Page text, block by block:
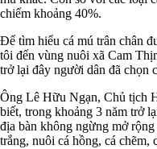
chiếm khoảng 40%.
Để tìm hiểu cá mú trân chân
tôi đến vùng nuôi xã Cam
trở lại đây người dân đã chọn
Ông Lê Hữu Ngạn, Chủ tịch
biết, trong khoảng 3 năm trở
địa bàn không ngừng mở
trắng, nuôi cá hồng, cá chẽm,